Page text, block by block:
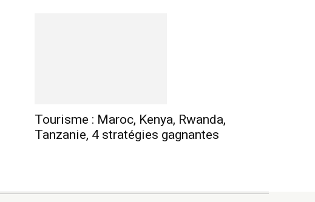
Tourisme : Maroc, Kenya, Rwanda,
Tanzanie, 4 stratégies gagnantes